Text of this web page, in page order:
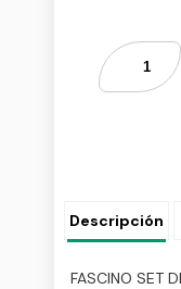
Descripción
FASCINO SET